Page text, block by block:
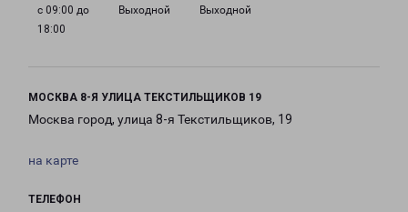
с 09:00 до
18:00
Выходной Выходной
МОСКВА 8-Я УЛИЦА ТЕКСТИЛЬЩИКОВ 19
Москва город, улица 8-я Текстильщиков, 19
на карте
ТЕЛЕФОН